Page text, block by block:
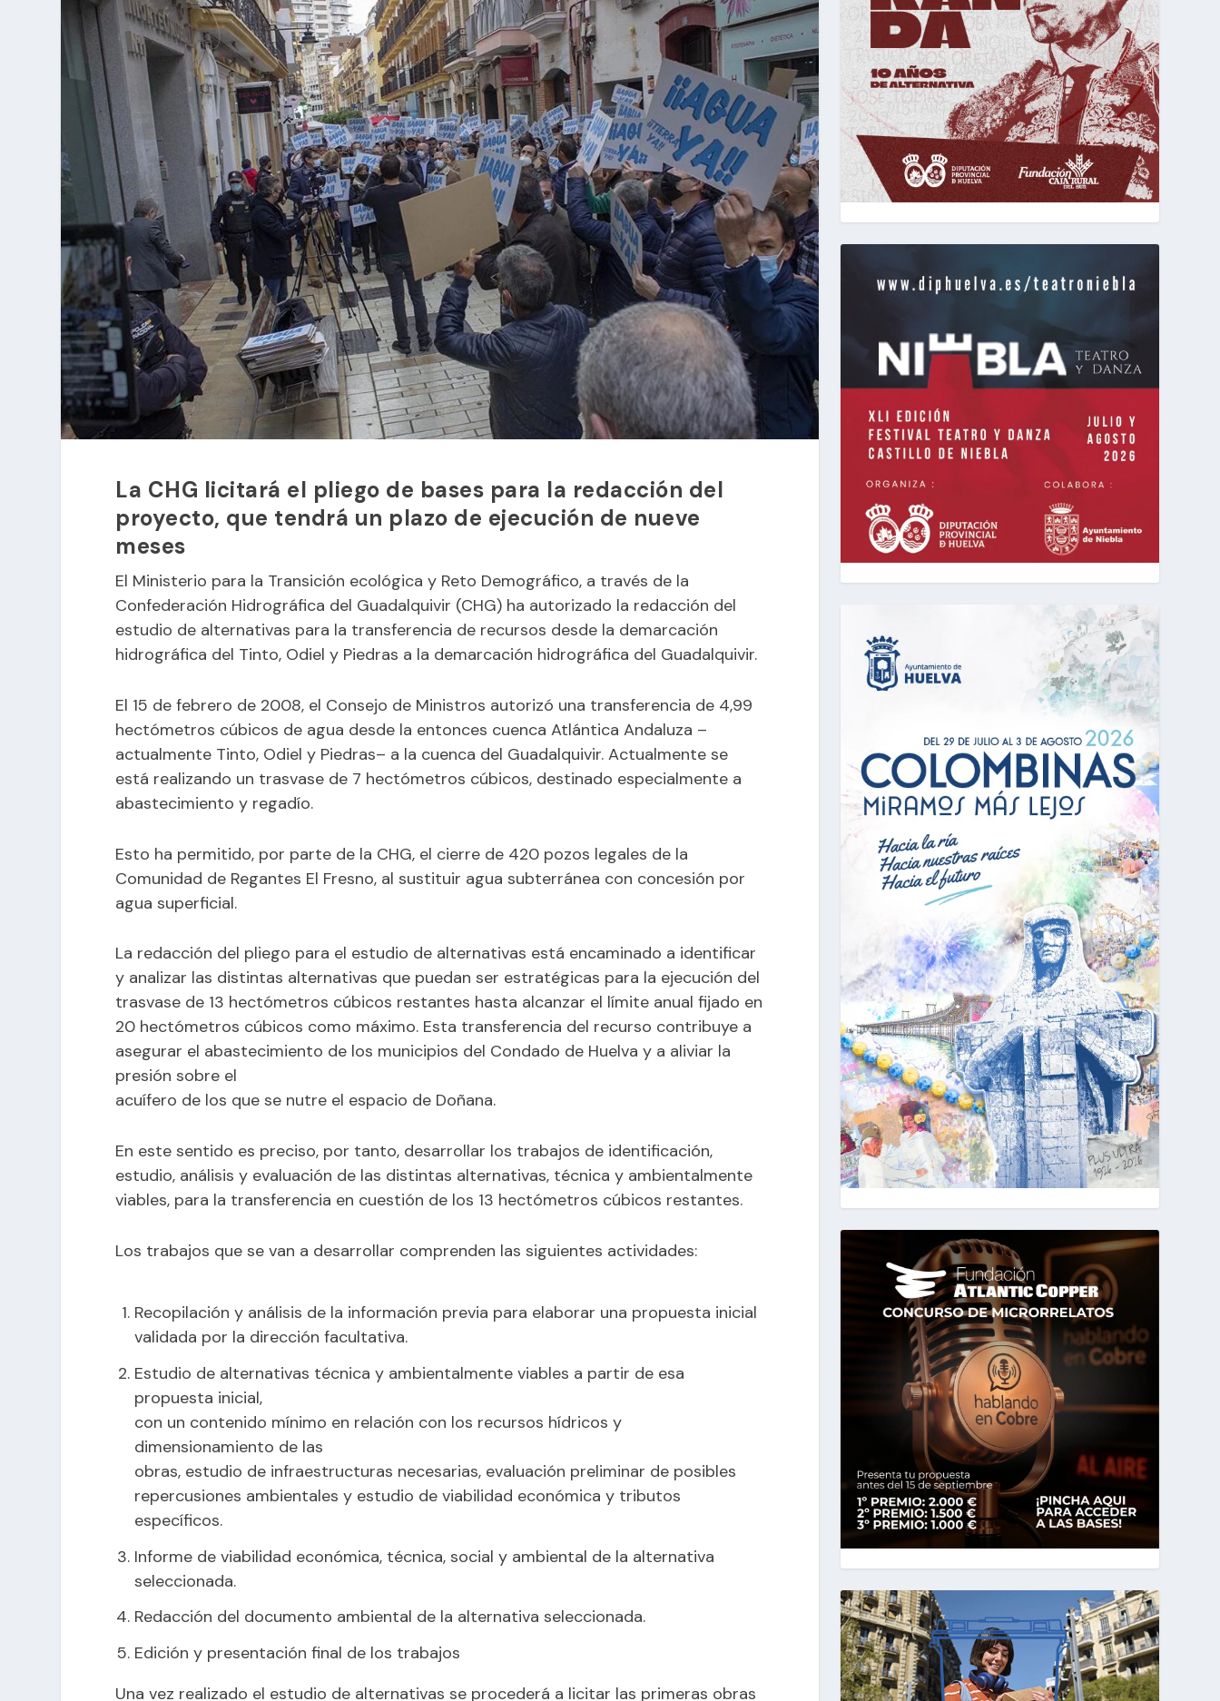
La CHG licitará el pliego de bases para la redacción del
proyecto, que tendrá un plazo de ejecución de nueve
meses
El Ministerio para la Transición ecológica y Reto Demográfico, a través de la
Confederación Hidrográfica del Guadalquivir (CHG) ha autorizado la redacción del
estudio de alternativas para la transferencia de recursos desde la demarcación
hidrográfica del Tinto, Odiel y Piedras a la demarcación hidrográfica del Guadalquivir.
El 15 de febrero de 2008, el Consejo de Ministros autorizó una transferencia de 4,99
hectómetros cúbicos de agua desde la entonces cuenca Atlántica Andaluza –
actualmente Tinto, Odiel y Piedras– a la cuenca del Guadalquivir. Actualmente se
está realizando un trasvase de 7 hectómetros cúbicos, destinado especialmente a
abastecimiento y regadío.
Esto ha permitido, por parte de la CHG, el cierre de 420 pozos legales de la
Comunidad de Regantes El Fresno, al sustituir agua subterránea con concesión por
agua superficial.
La redacción del pliego para el estudio de alternativas está encaminado a identificar
y analizar las distintas alternativas que puedan ser estratégicas para la ejecución del
trasvase de 13 hectómetros cúbicos restantes hasta alcanzar el límite anual fijado en
20 hectómetros cúbicos como máximo. Esta transferencia del recurso contribuye a
asegurar el abastecimiento de los municipios del Condado de Huelva y a aliviar la
presión sobre el
acuífero de los que se nutre el espacio de Doñana.
En este sentido es preciso, por tanto, desarrollar los trabajos de identificación,
estudio, análisis y evaluación de las distintas alternativas, técnica y ambientalmente
viables, para la transferencia en cuestión de los 13 hectómetros cúbicos restantes.
Los trabajos que se van a desarrollar comprenden las siguientes actividades:
Recopilación y análisis de la información previa para elaborar una propuesta inicial
validada por la dirección facultativa.
Estudio de alternativas técnica y ambientalmente viables a partir de esa
propuesta inicial,
con un contenido mínimo en relación con los recursos hídricos y
dimensionamiento de las
obras, estudio de infraestructuras necesarias, evaluación preliminar de posibles
repercusiones ambientales y estudio de viabilidad económica y tributos
específicos.
Informe de viabilidad económica, técnica, social y ambiental de la alternativa
seleccionada.
Redacción del documento ambiental de la alternativa seleccionada.
Edición y presentación final de los trabajos
Una vez realizado el estudio de alternativas se procederá a licitar las primeras obras